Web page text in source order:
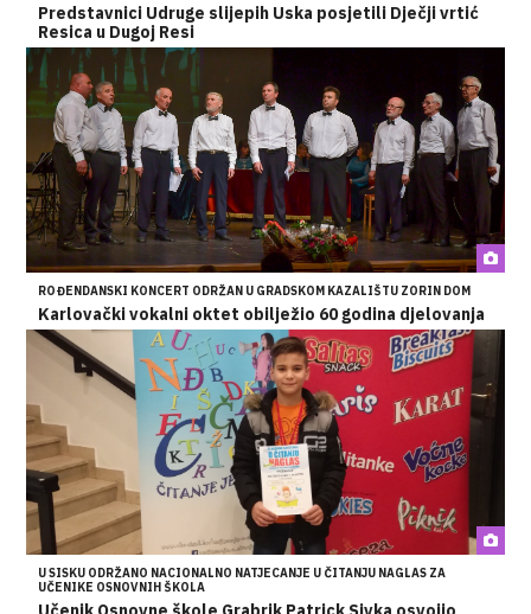
Predstavnici Udruge slijepih Uska posjetili Dječji vrtić
Resica u Dugoj Resi
ROĐENDANSKI KONCERT ODRŽAN U GRADSKOM KAZALIŠTU ZORIN DOM
Karlovački vokalni oktet obilježio 60 godina djelovanja
U SISKU ODRŽANO NACIONALNO NATJECANJE U ČITANJU NAGLAS ZA
UČENIKE OSNOVNIH ŠKOLA